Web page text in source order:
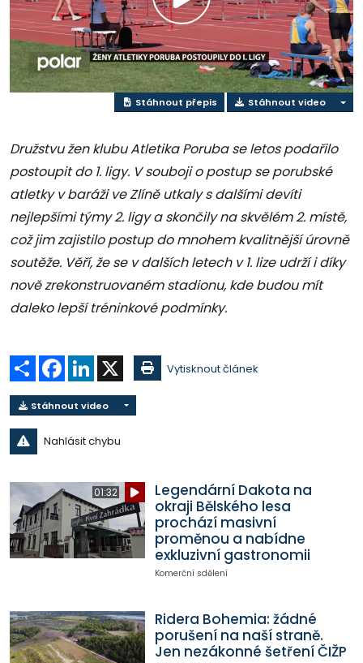
Přehrát
video
Stáhnout přepis Stáhnout video
Družstvu žen klubu Atletika Poruba se letos podařilo
postoupit do 1. ligy. V souboji o postup se porubské
atletky v baráži ve Zlíně utkaly s dalšími devíti
nejlepšími týmy 2. ligy a skončily na skvělém 2. místě,
což jim zajistilo postup do mnohem kvalitnější úrovně
soutěže. Věří, že se v dalších letechv 1. lize udrží i díky
nově zrekonstruovaném stadionu, kde budou mít
daleko lepší tréninkové podmínky.
Sdílet Facebook
LinkedIn Vytisknout článek
Stáhnout video
Nahlásit chybu
01:32
Legendární Dakota na
okraji Bělského lesa
prochází masivní
proměnou a nabídne
exkluzivní gastronomii
Komerční sdělení
Ridera Bohemia: žádné
porušení na naší straně.
Jen nezákonné šetření ČIŽP